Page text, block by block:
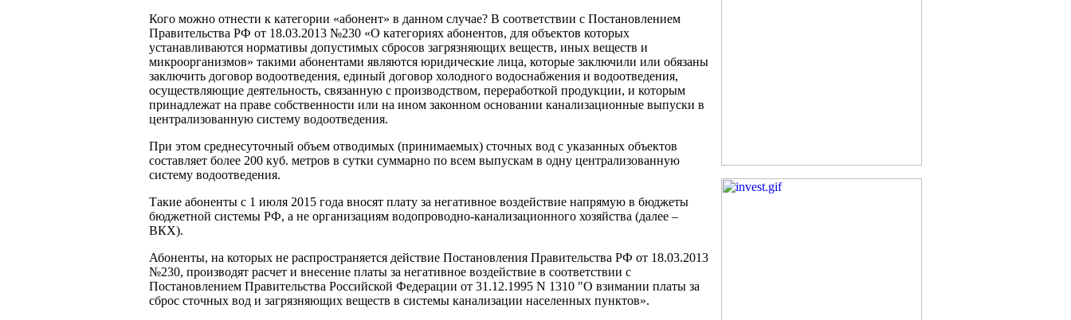
Кого можно отнести к категории «абонент» в данном случае? В соответствии с Постановлением
Правительства РФ от 18.03.2013 №230 «О категориях абонентов, для объектов которых
устанавливаются нормативы допустимых сбросов загрязняющих веществ, иных веществ и
микроорганизмов» такими абонентами являются юридические лица, которые заключили или обязаны
заключить договор водоотведения, единый договор холодного водоснабжения и водоотведения,
осуществляющие деятельность, связанную с производством, переработкой продукции, и которым
принадлежат на праве собственности или на ином законном основании канализационные выпуски в
централизованную систему водоотведения.
При этом среднесуточный объем отводимых (принимаемых) сточных вод с указанных объектов
составляет более 200 куб. метров в сутки суммарно по всем выпускам в одну централизованную
систему водоотведения.
Такие абоненты с 1 июля 2015 года вносят плату за негативное воздействие напрямую в бюджеты
бюджетной системы РФ, а не организациям водопроводно-канализационного хозяйства (далее –
ВКХ).
Абоненты, на которых не распространяется действие Постановления Правительства РФ от 18.03.2013
№230, производят расчет и внесение платы за негативное воздействие в соответствии с
Постановлением Правительства Российской Федерации от 31.12.1995 N 1310 "О взимании платы за
сброс сточных вод и загрязняющих веществ в системы канализации населенных пунктов».